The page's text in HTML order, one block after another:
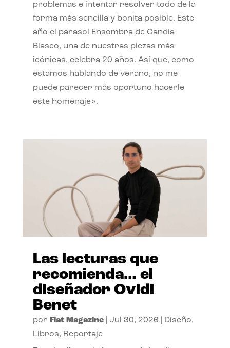
problemas e intentar resolver todo de la
forma más sencilla y bonita posible. Este
año el parasol Ensombra de Gandia
Blasco, una de nuestras piezas más
icónicas, celebra 20 años. Así que, como
estamos hablando de verano, no me
puede parecer más oportuno hacerle
este homenaje».
Las lecturas que
recomienda… el
diseñador Ovidi
Benet
por Flat Magazine| Jul 30, 2026 Diseño,
Libros, Reportaje